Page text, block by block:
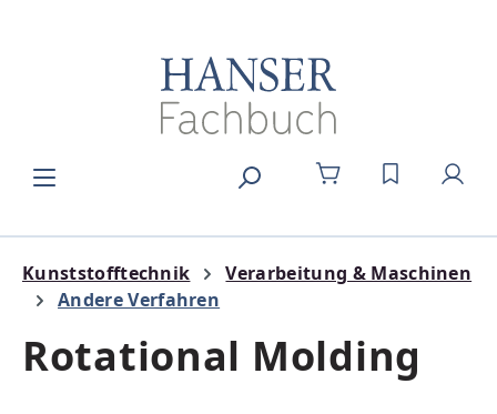
DU HAST 0
Kunststofftechnik
Verarbeitung & Maschinen
Andere Verfahren
Rotational Molding